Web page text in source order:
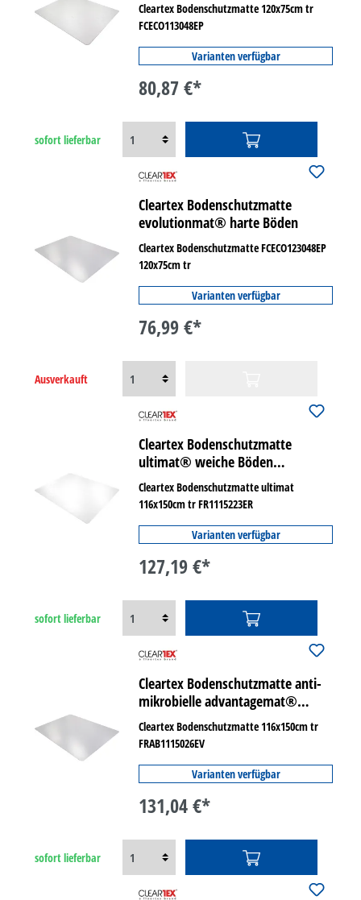
Cleartex Bodenschutzmatte 120x75cm tr
FCECO113048EP
Varianten verfügbar
80,87 €*
sofort lieferbar
Cleartex Bodenschutzmatte
evolutionmat® harte Böden
Cleartex Bodenschutzmatte FCECO123048EP
120x75cm tr
Varianten verfügbar
76,99 €*
Ausverkauft
Cleartex Bodenschutzmatte
ultimat® weiche Böden
rechteckig
Cleartex Bodenschutzmatte ultimat
116x150cm tr FR1115223ER
Varianten verfügbar
127,19 €*
sofort lieferbar
Cleartex Bodenschutzmatte anti-
mikrobielle advantagemat®
weiche Böden
Cleartex Bodenschutzmatte 116x150cm tr
FRAB1115026EV
Varianten verfügbar
131,04 €*
sofort lieferbar